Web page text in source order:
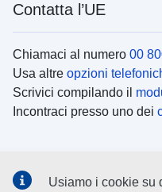
Contatta l’UE
Chiamaci al numero 00
Usa altre opzioni
Scrivici compilando il
Incontraci presso uno dei
Usiamo i cookie su